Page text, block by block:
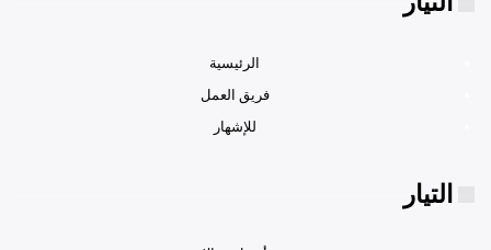
الرئيسية
فريق العمل
للإشهار
التيار